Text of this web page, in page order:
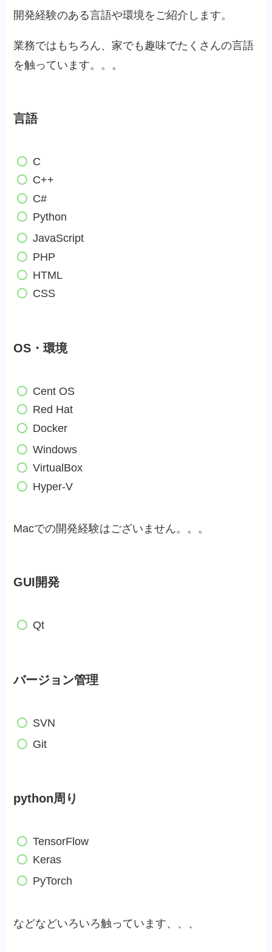
開発経験のある言語や環境をご紹介します。
業務ではもちろん、家でも趣味でたくさんの言語
を触っています。。。
言語
C
C++
C#
Python
JavaScript
PHP
HTML
CSS
OS・環境
Cent OS
Red Hat
Docker
Windows
VirtualBox
Hyper-V
Macでの開発経験はございません。。。
GUI開発
Qt
バージョン管理
SVN
Git
python周り
TensorFlow
Keras
PyTorch
などなどいろいろ触っています、、、